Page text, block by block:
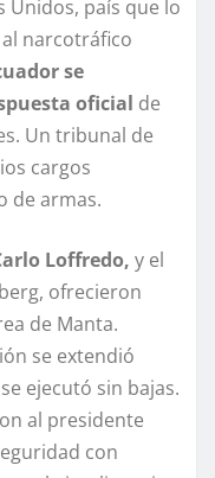
Unidos, país que lo
narcotráfico
se
oficial de
Un tribunal de
cargos
de armas.
Loffredo, y el
ofrecieron
de Manta.
se extendió
ejecutó sin bajas.
al presidente
con